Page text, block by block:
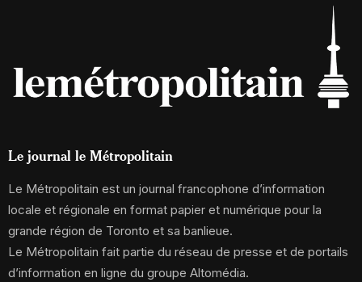
Le journal le Métropolitain
Le Métropolitain est un journal francophone d’information
locale et régionale en format papier et numérique pour la
grande région de Toronto et sa banlieue.
Le Métropolitain fait partie du réseau de presse et de portails
d’information en ligne du groupe Altomédia.